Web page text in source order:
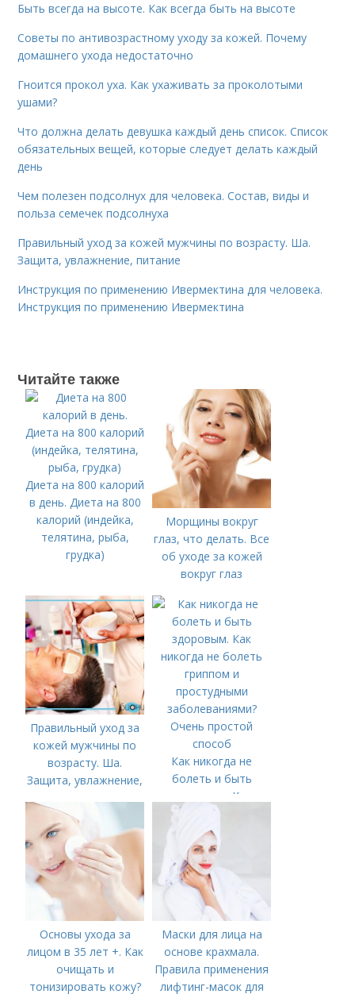
Быть всегда на высоте. Как всегда быть на высоте
Советы по антивозрастному уходу за кожей. Почему
домашнего ухода недостаточно
Гноится прокол уха. Как ухаживать за проколотыми
ушами?
Что должна делать девушка каждый день список. Список
обязательных вещей, которые следует делать каждый
день
Чем полезен подсолнух для человека. Состав, виды и
польза семечек подсолнуха
Правильный уход за кожей мужчины по возрасту. Ша.
Защита, увлажнение, питание
Инструкция по применению Ивермектина для человека.
Инструкция по применению Ивермектина
Читайте также
Диета на 800 калорий
в день. Диета на 800
калорий (индейка,
телятина, рыба,
грудка)
Морщины вокруг
глаз, что делать. Все
об уходе за кожей
вокруг глаз
Правильный уход за
кожей мужчины по
возрасту. Ша.
Защита, увлажнение,
Как никогда не
болеть и быть
здоровым. Как
никогда не болеть
гриппом и
простудными
заболеваниями?
Очень простой
способ
Основы ухода за
лицом в 35 лет +. Как
очищать и
тонизировать кожу?
Маски для лица на
основе крахмала.
Правила применения
лифтинг-масок для